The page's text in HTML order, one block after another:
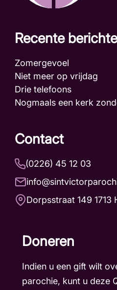
Recente
Zomergevoel
Niet meer op vrijdag
Drie telefoons
Nogmaals een kerk
Contact
(0226) 45 12 03
Dorpsstraat 149 1713
Doneren
Indien u een gift wilt
parochie, kunt u deze